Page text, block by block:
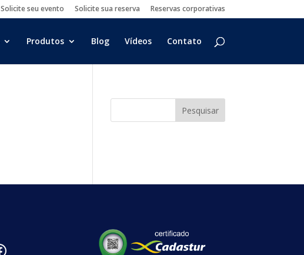
Solicite seu evento Solicite sua reserva Reservas corporativas
Produtos Blog Vídeos Contato